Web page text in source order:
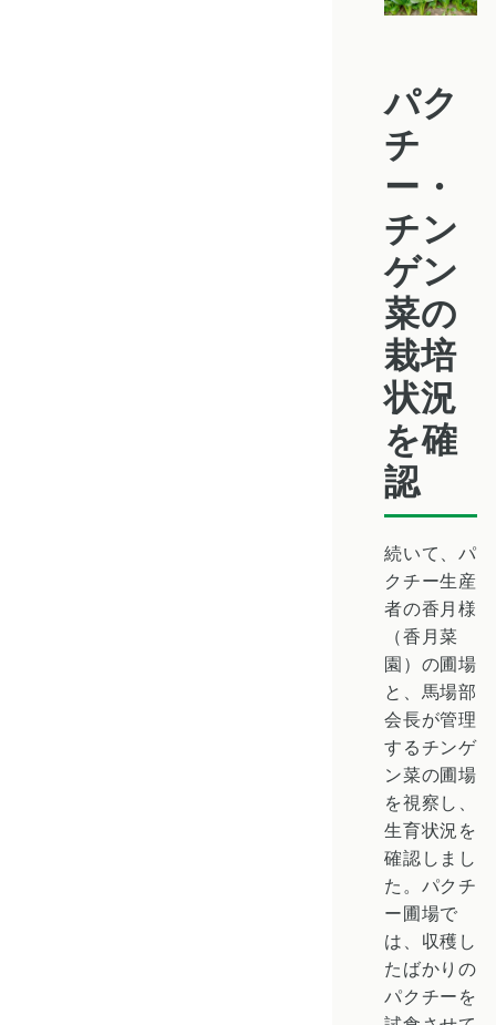
パク
チ
ー・
チン
ゲン
菜の
栽培
状況
を確
認
続いて、パ
クチー生産
者の香月様
（香月菜
園）の圃場
と、馬場部
会長が管理
するチンゲ
ン菜の圃場
を視察し、
生育状況を
確認しまし
た。パクチ
ー圃場で
は、収穫し
たばかりの
パクチーを